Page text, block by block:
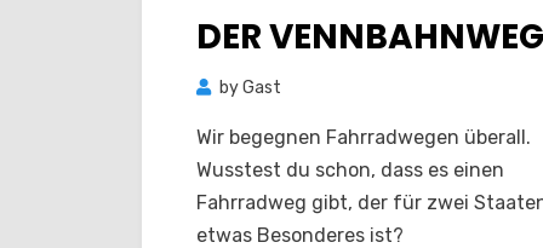
DER VENNBAHNWEG
byGast
Wir begegnen Fahrradwegen überall.
Wusstest du schon, dass es einen
Fahrradweg gibt, der für zwei
etwas Besonderes ist?